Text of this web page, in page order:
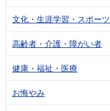
文化・生涯学習・スポーツ
高齢者・介護・障がい者
健康・福祉・医療
お悔やみ